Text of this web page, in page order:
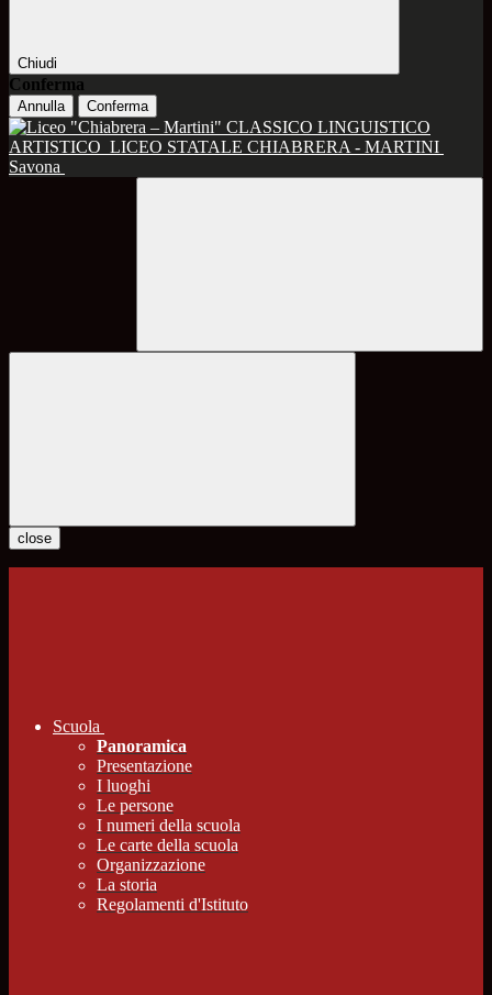
Chiudi
Conferma
Annulla Conferma
CLASSICO LINGUISTICO
ARTISTICO LICEO STATALE CHIABRERA - MARTINI
Savona
close
Scuola
Panoramica
Presentazione
I luoghi
Le persone
I numeri della scuola
Le carte della scuola
Organizzazione
La storia
Regolamenti d'Istituto